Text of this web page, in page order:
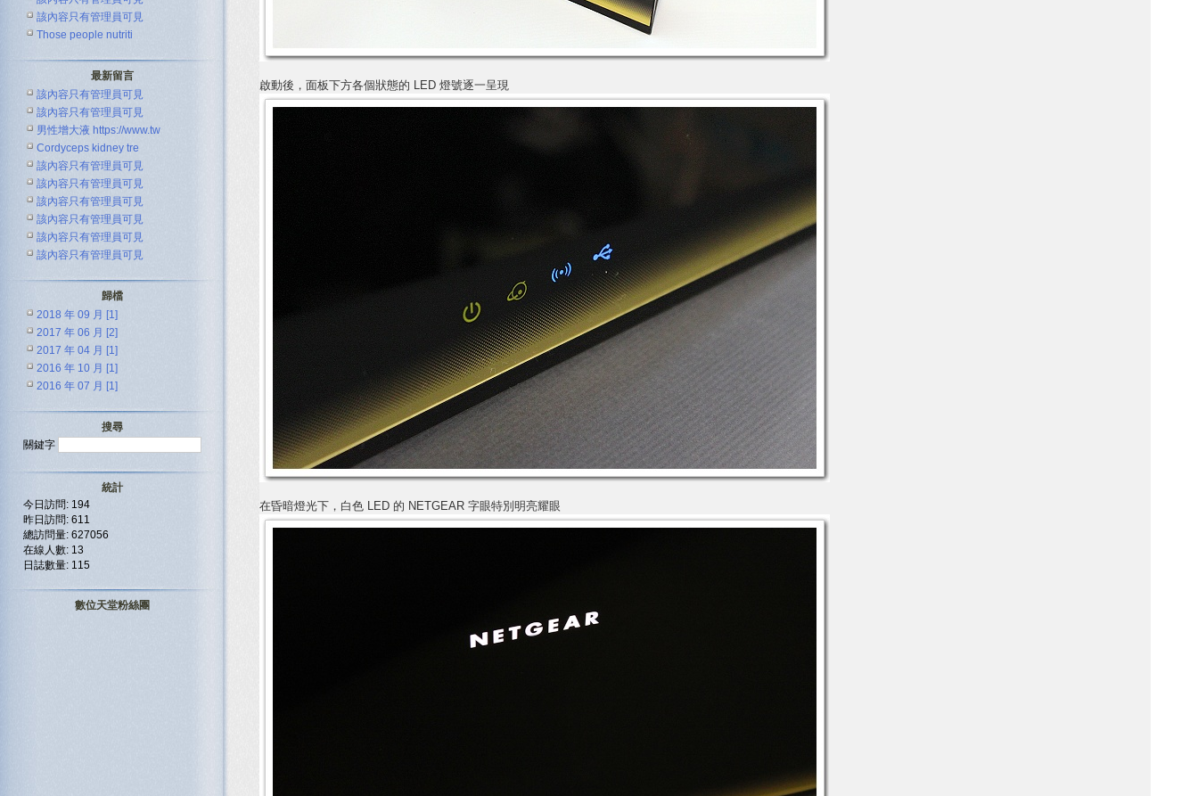
啟動後，面板下方各個狀態的 LED 燈號逐一呈現
在昏暗燈光下，白色 LED 的 NETGEAR 字眼特別明亮耀眼
該內容只有管理員可見
Those people nutriti
最新留言
該內容只有管理員可見
該內容只有管理員可見
男性增大液 https://www.tw
Cordyceps kidney tre
該內容只有管理員可見
該內容只有管理員可見
該內容只有管理員可見
該內容只有管理員可見
該內容只有管理員可見
該內容只有管理員可見
歸檔
2018 年 09 月 [1]
2017 年 06 月 [2]
2017 年 04 月 [1]
2016 年 10 月 [1]
2016 年 07 月 [1]
搜尋
關鍵字
統計
今日訪問: 194
昨日訪問: 611
總訪問量: 627056
在線人數: 13
日誌數量: 115
數位天堂粉絲團